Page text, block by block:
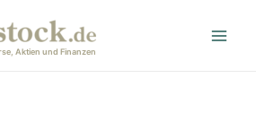
Aktien und Finanzen